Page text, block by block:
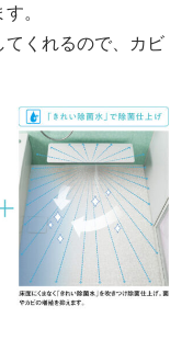
。
てくれるので、カビ